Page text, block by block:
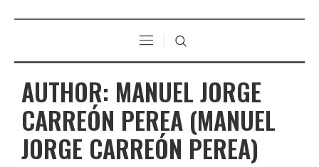
AUTHOR: MANUEL JORGE
CARREÓN PEREA (MANUEL
JORGE CARREÓN PEREA)